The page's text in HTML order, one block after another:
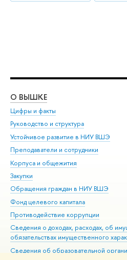
О ВЫШКЕ
Цифры и факты
Руководство и структура
Устойчивое развитие в НИУ ВШЭ
Преподаватели и сотрудники
Корпуса и общежития
Закупки
Обращения граждан в НИУ ВШЭ
Фонд целевого капитала
Противодействие коррупции
Сведения о доходах, расходах, об
обязательствах имущественного
Сведения об образовательной